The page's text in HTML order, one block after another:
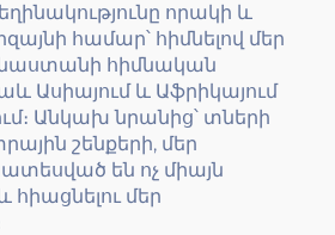
որակի և
համար՝ հիմնելով մեր
հիմնական
Ասիայում և Աֆրիկայում
Անկախ նրանից՝ տների
շենքերի, մեր
են ոչ միայն
հիացնելու մեր